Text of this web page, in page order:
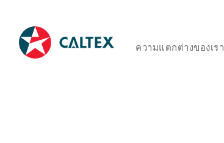
ความแตกต่างของเรา